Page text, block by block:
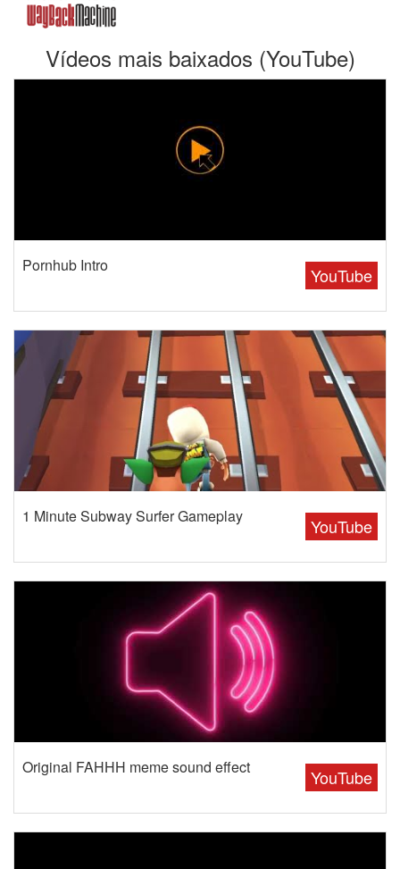
Vídeos mais baixados (YouTube)
YouTube
Pornhub Intro
YouTube
1 Minute Subway Surfer Gameplay
YouTube
Original FAHHH meme sound effect